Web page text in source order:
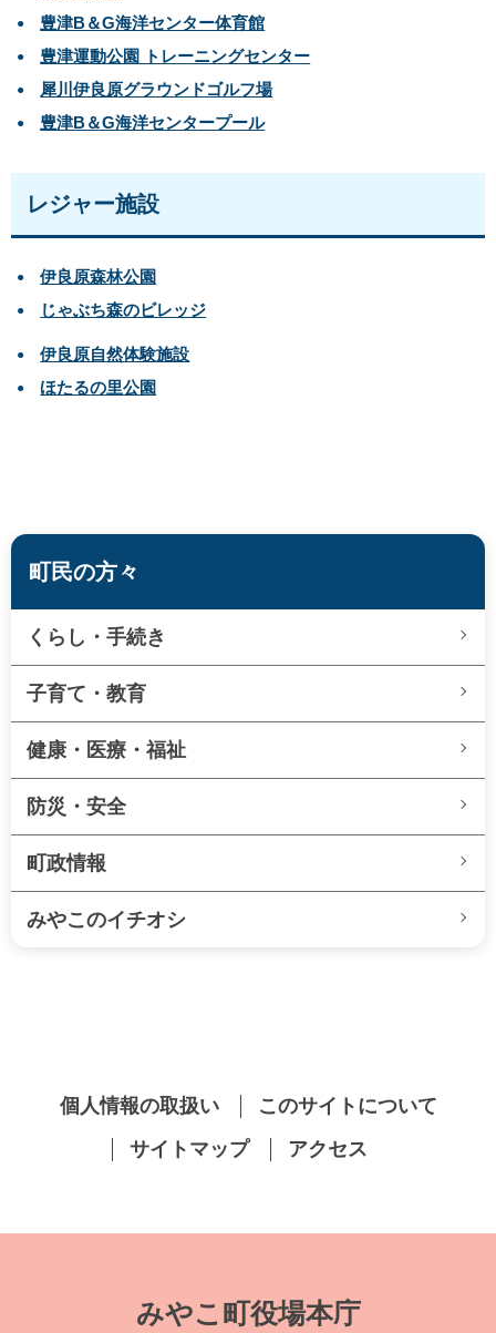
豊津B＆G海洋センター体育館
豊津運動公園 トレーニングセンター
犀川伊良原グラウンドゴルフ場
豊津B＆G海洋センタープール
レジャー施設
伊良原森林公園
じゃぶち森のビレッジ
伊良原自然体験施設
ほたるの里公園
町民の方々
くらし・手続き
子育て・教育
健康・医療・福祉
防災・安全
町政情報
みやこのイチオシ
個人情報の取扱い
このサイトについて
サイトマップ
アクセス
みやこ町役場本庁